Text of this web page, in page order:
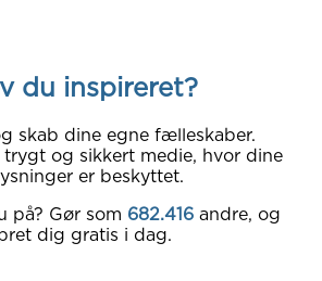
du inspireret?
skab dine egne fælleskaber.
og sikkert medie, hvor dine
er beskyttet.
på? Gør som 682.416 andre, og
dig gratis i dag.